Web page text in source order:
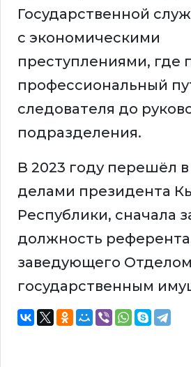
Государственной
с экономическими
преступлениями, где
профессиональный
следователя до
подразделения.
В 2023 году перешёл
делами президента
Республики, сначала
должность
заведующего
государственным